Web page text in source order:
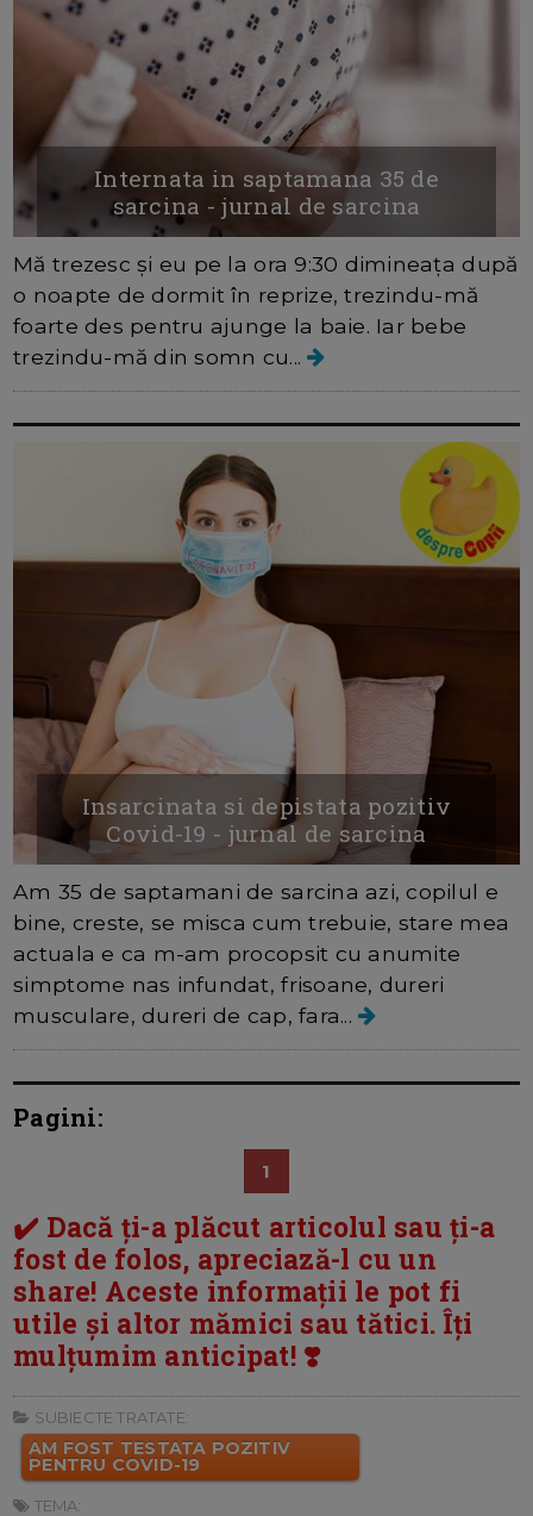
Internata in saptamana 35 de
sarcina - jurnal de sarcina
Mă trezesc și eu pe la ora 9:30 dimineața după
o noapte de dormit în reprize, trezindu-mă
foarte des pentru ajunge la baie. Iar bebe
trezindu-mă din somn cu...
Insarcinata si depistata pozitiv
Covid-19 - jurnal de sarcina
Am 35 de saptamani de sarcina azi, copilul e
bine, creste, se misca cum trebuie, stare mea
actuala e ca m-am procopsit cu anumite
simptome nas infundat, frisoane, dureri
musculare, dureri de cap, fara...
Pagini:
1
✔️ Dacă ți-a plăcut articolul sau ți-a
fost de folos, apreciază-l cu un
share! Aceste informații le pot fi
utile și altor mămici sau tătici. Îți
mulțumim anticipat! ❣️
SUBIECTE TRATATE:
AM FOST TESTATA POZITIV
PENTRU COVID-19
TEMA: